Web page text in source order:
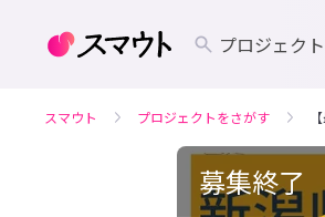
プロジェク
スマウト プロジェクトをさがす
募集終了